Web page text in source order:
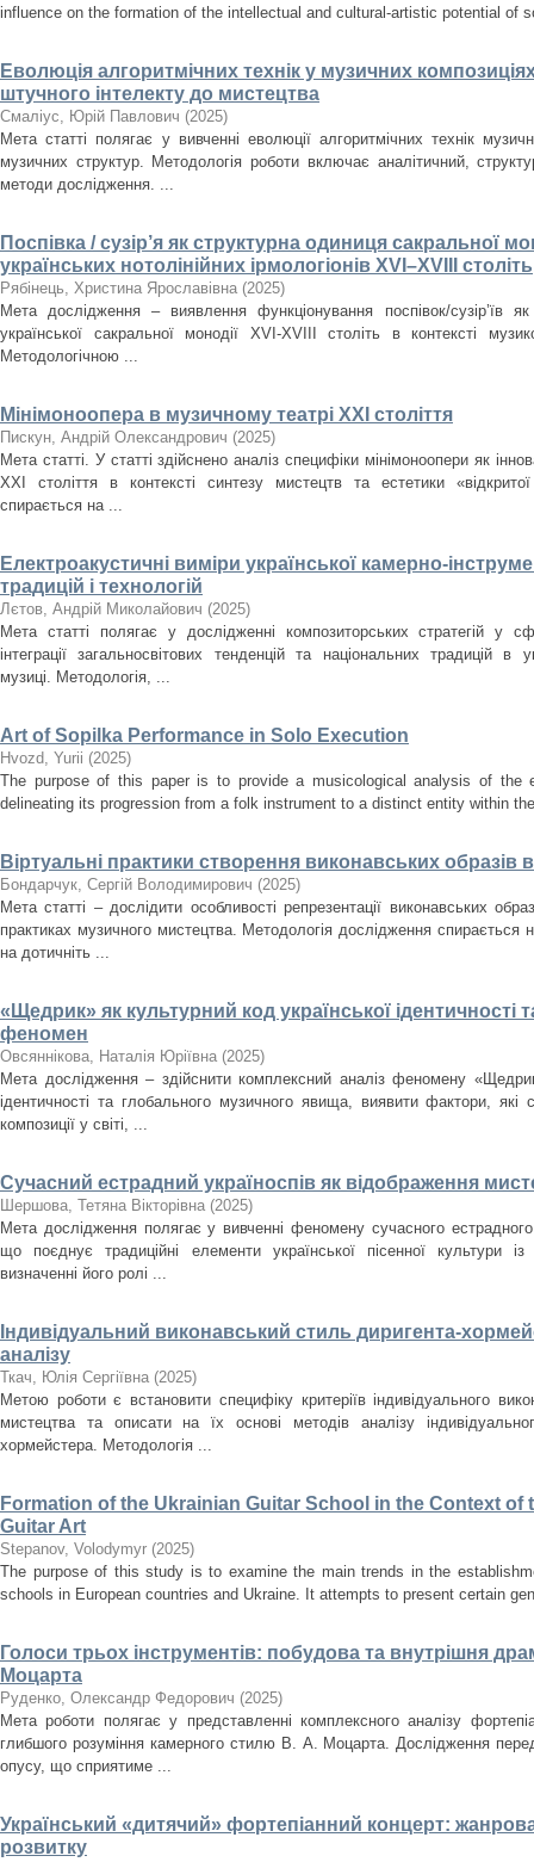
influence on the formation of the intellectual and cultural-artistic potential of
Еволюція алгоритмічних технік у музичних
штучного інтелекту до мистецтва
Смаліус, Юрій Павлович (2025)
Мета статті полягає у вивченні еволюції алгоритмічних технік
музичних структур. Методологія роботи включає аналітичний,
методи дослідження. ...
Поспівка / сузір’я як структурна одиниця сакральної
українських нотолінійних ірмологіонів XVI–XVIII століть
Рябінець, Христина Ярославівна (2025)
Мета дослідження – виявлення функціонування поспівок/сузір’їв
української сакральної монодії XVI-XVIII cтоліть в контексті
Методологічною ...
Мінімоноопера в музичному театрі ХХІ століття
Пискун, Андрій Олександрович (2025)
Мета статті. У статті здійснено аналіз специфіки мінімоноопери як
ХХІ століття в контексті синтезу мистецтв та естетики
спирається на ...
Електроакустичні виміри української камерно-
традицій і технологій
Лєтов, Андрій Миколайович (2025)
Мета статті полягає у дослідженні композиторських стратегій у
інтеграції загальносвітових тенденцій та національних традицій в
музиці. Методологія, ...
Art of Sopilka Performance in Solo Execution
Нvozd, Yurii (2025)
The purpose of this paper is to provide a musicological analysis of the
delineating its progression from a folk instrument to a distinct entity within
Віртуальні практики створення виконавських образів
Бондарчук, Сергій Володимирович (2025)
Мета статті – дослідити особливості репрезентації виконавських
практиках музичного мистецтва. Методологія дослідження спирається
на дотичніть ...
«Щедрик» як культурний код української ідентичності
феномен
Овсяннікова, Наталія Юріївна (2025)
Мета дослідження – здійснити комплексний аналіз феномену
ідентичності та глобального музичного явища, виявити фактори,
композиції у світі, ...
Сучасний естрадний україноспів як відображення
Шершова, Тетяна Вікторівна (2025)
Мета дослідження полягає у вивченні феномену сучасного
що поєднує традиційні елементи української пісенної культури
визначенні його ролі ...
Індивідуальний виконавський стиль диригента-
аналізу
Ткач, Юлія Сергіївна (2025)
Метою роботи є встановити специфіку критеріїв індивідуального
мистецтва та описати на їх основі методів аналізу
хормейстера. Методологія ...
Formation of the Ukrainian Guitar School in the Context of
Guitar Art
Stepanov, Volodymyr (2025)
The purpose of this study is to examine the main trends in the
schools in European countries and Ukraine. It attempts to present certain
Голоси трьох інструментів: побудова та внутрішня
Моцарта
Руденко, Олександр Федорович (2025)
Мета роботи полягає у представленні комплексного аналізу
глибшого розуміння камерного стилю В. А. Моцарта. Дослідження
опусу, що сприятиме ...
Український «дитячий» фортепіанний концерт:
розвитку